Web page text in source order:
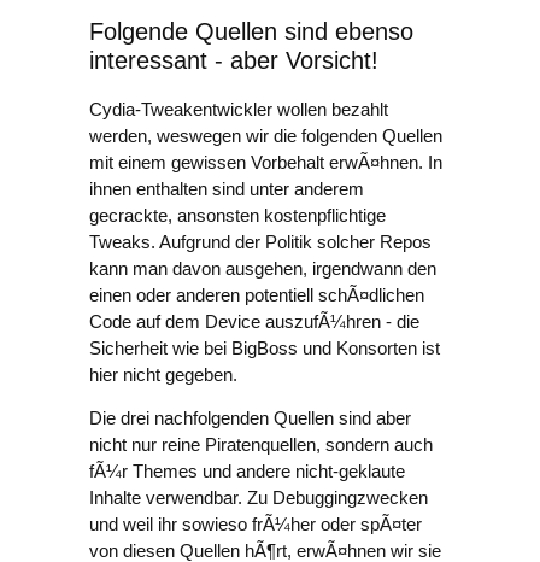
Folgende Quellen sind ebenso
interessant - aber Vorsicht!
Cydia-Tweakentwickler wollen bezahlt
werden, weswegen wir die folgenden Quellen
mit einem gewissen Vorbehalt erwÃ¤hnen. In
ihnen enthalten sind unter anderem
gecrackte, ansonsten kostenpflichtige
Tweaks. Aufgrund der Politik solcher Repos
kann man davon ausgehen, irgendwann den
einen oder anderen potentiell schÃ¤dlichen
Code auf dem Device auszufÃ¼hren - die
Sicherheit wie bei BigBoss und Konsorten ist
hier nicht gegeben.
Die drei nachfolgenden Quellen sind aber
nicht nur reine Piratenquellen, sondern auch
fÃ¼r Themes und andere nicht-geklaute
Inhalte verwendbar. Zu Debuggingzwecken
und weil ihr sowieso frÃ¼her oder spÃ¤ter
von diesen Quellen hÃ¶rt, erwÃ¤hnen wir sie